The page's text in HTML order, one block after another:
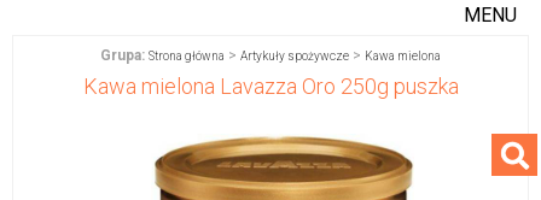
MENU
Grupa: Strona główna > Artykuły spożywcze > Kawa mielona
Kawa mielona Lavazza Oro 250g puszka